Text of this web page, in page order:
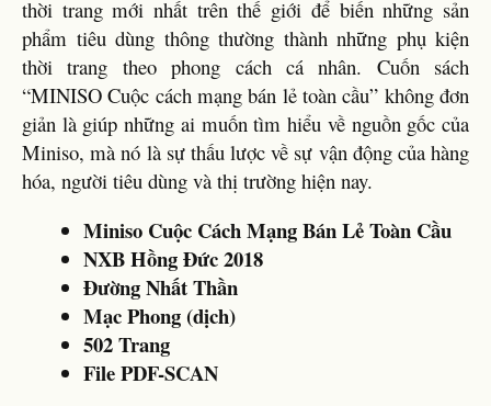
thời trang mới nhất trên thế giới để biến những sản
phẩm tiêu dùng thông thường thành những phụ kiện
thời trang theo phong cách cá nhân. Cuốn sách
“MINISO Cuộc cách mạng bán lẻ toàn cầu” không đơn
giản là giúp những ai muốn tìm hiểu về nguồn gốc của
Miniso, mà nó là sự thấu lược về sự vận động của hàng
hóa, người tiêu dùng và thị trường hiện nay.
Miniso Cuộc Cách Mạng Bán Lẻ Toàn Cầu
NXB Hồng Đức 2018
Đường Nhất Thần
Mạc Phong (dịch)
502 Trang
File PDF-SCAN